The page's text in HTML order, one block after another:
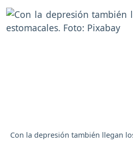
Con la depresión también llegan